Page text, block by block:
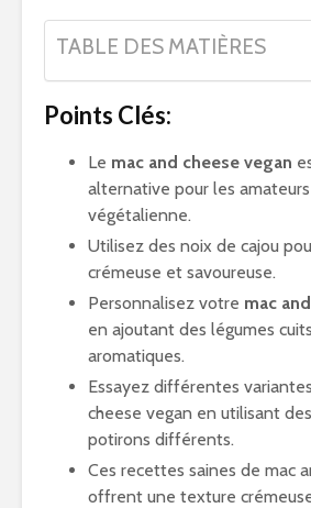
TABLE DES MATIÈRES
Points Clés:
Le mac and cheese vegan
alternative pour les
végétalienne.
Utilisez des noix de cajou
crémeuse et savoureuse.
Personnalisez votre mac
en ajoutant des légumes
aromatiques.
Essayez différentes
cheese vegan en utilisant
potirons différents.
Ces recettes saines de mac
offrent une texture